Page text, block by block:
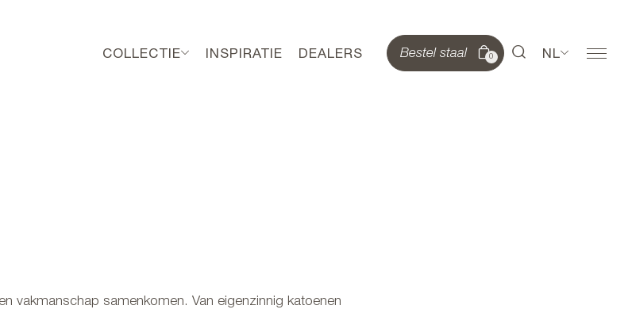
COLLECTIE INSPIRATIE DEALERS Bestel staal 0 NL
vakmanschap samenkomen. Van eigenzinnig katoenen